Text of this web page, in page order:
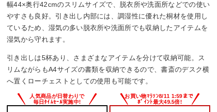
幅44×奥行42cmのスリムサイズで、脱衣所や洗面所などでの使い
やすさも良好。引き出し内部には、調湿性に優れた桐材を使用し
ているため、湿気の多い脱衣所や洗面所でも収納したアイテムを
湿気から守れます。
引き出しは5杯あり、さまざまなアイテムを分けて収納可能。ス
リムながらもA4サイズの書類を収納できるので、書斎のデスク横
へ置くローチェストとしての使用も可能です。